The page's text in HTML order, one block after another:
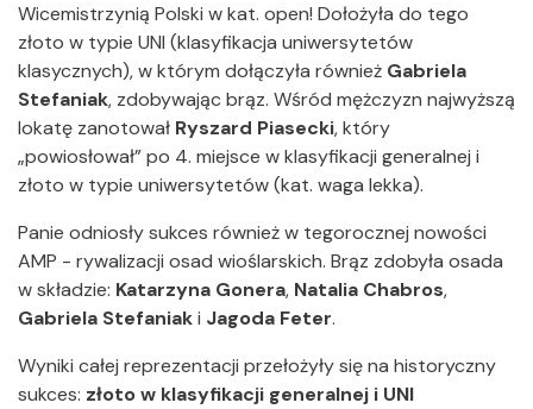
Wicemistrzynią Polski w kat. open! Dołożyła do tego
złoto w typie UNI (klasyfikacja uniwersytetów
klasycznych), w którym dołączyła również Gabriela
Stefaniak, zdobywając brąz. Wśród mężczyzn najwyższą
lokatę zanotował Ryszard Piasecki, który
„powiosłował” po 4. miejsce w klasyfikacji generalnej i
złoto w typie uniwersytetów (kat. waga lekka).
Panie odniosły sukces również w tegorocznej nowości
AMP - rywalizacji osad wioślarskich. Brąz zdobyła osada
w składzie: Katarzyna Gonera, Natalia Chabros,
Gabriela Stefaniaki Jagoda Feter.
Wyniki całej reprezentacji przełożyły się na historyczny
sukces: złoto w klasyfikacji generalnej i UNI